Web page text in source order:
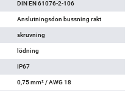
DIN EN 61076-2-106
Anslutningsdon bussning rakt
skruvning
lödning
IP67
0,75 mm² / AWG 18